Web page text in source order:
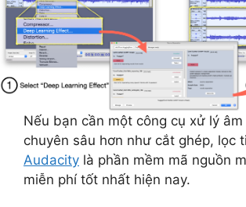
Nếu bạn cần một công cụ xử lý âm
chuyên sâu hơn như cắt ghép, lọc
Audacity là phần mềm mã nguồn
miễn phí tốt nhất hiện nay.